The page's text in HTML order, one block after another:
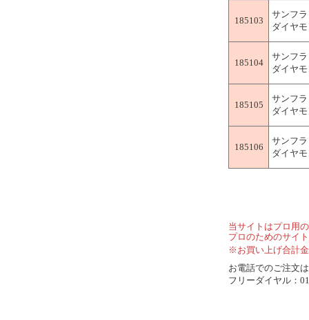
185103
サンフ
ダイヤ
185104
サンフ
ダイヤ
185105
サンフ
ダイヤ
185106
サンフ
ダイヤ
当サイトはプロ用
プロのためのサイ
※お買い上げ合計
お電話でのご注文
フリーダイヤル：